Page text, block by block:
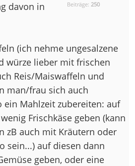
Beiträge: 250
davon in
(ich nehme ungesalzene
würze lieber mit frischen
Reis/Maiswaffeln und
man/frau sich auch
Mahlzeit zubereiten: auf
Frischkäse geben (kann
zB auch mit Kräutern oder
sein...) auf diesen dann
geben, oder eine